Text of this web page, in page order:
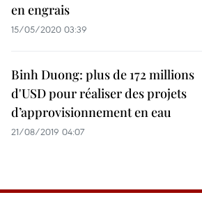
en engrais
15/05/2020 03:39
Binh Duong: plus de 172 millions
d'USD pour réaliser des projets
d’approvisionnement en eau
21/08/2019 04:07